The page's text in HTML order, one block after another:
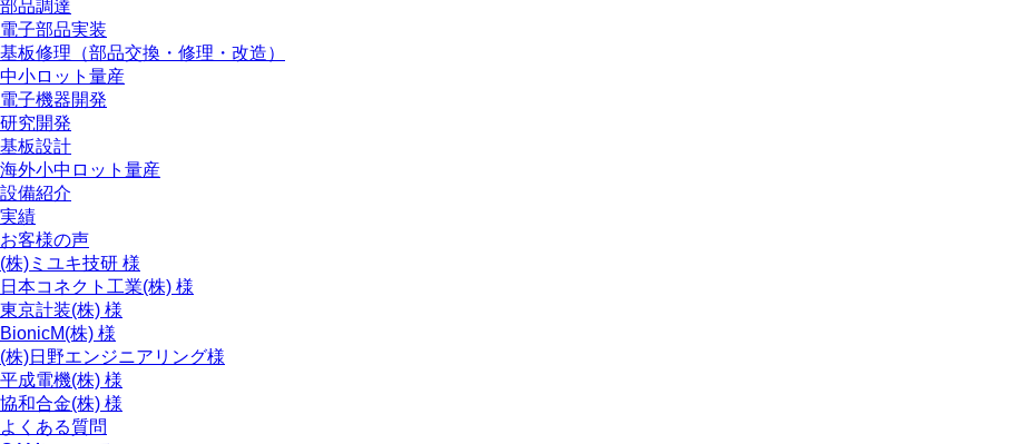
部品調達
電子部品実装
基板修理（部品交換・修理・改造）
中小ロット量産
電子機器開発
研究開発
基板設計
海外小中ロット量産
設備紹介
実績
お客様の声
(株)ミユキ技研 様
日本コネクト工業(株) 様
東京計装(株) 様
BionicM(株) 様
(株)日野エンジニアリング様
平成電機(株) 様
協和合金(株) 様
よくある質問